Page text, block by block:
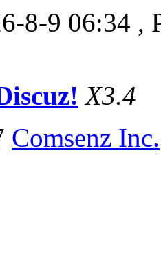
8-9 06:34 ,
X3.4
Comsenz Inc.